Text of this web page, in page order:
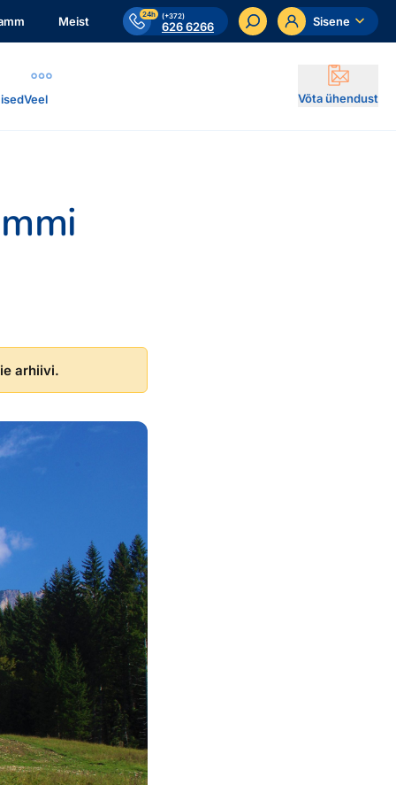
Meist 24h (+372)
626 6266 Sisene
Veel Võta ühendust
arhiivi.